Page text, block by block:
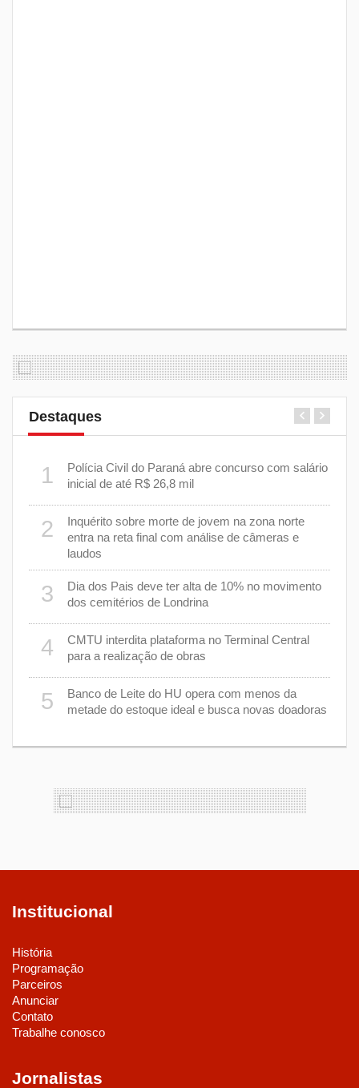
Destaques
1
Polícia Civil do Paraná abre concurso com salário
inicial de até R$ 26,8 mil
2
Inquérito sobre morte de jovem na zona norte
entra na reta final com análise de câmeras e
laudos
3
Dia dos Pais deve ter alta de 10% no movimento
dos cemitérios de Londrina
4
CMTU interdita plataforma no Terminal Central
para a realização de obras
5
Banco de Leite do HU opera com menos da
metade do estoque ideal e busca novas doadoras
Institucional
História
Programação
Parceiros
Anunciar
Contato
Trabalhe conosco
Jornalistas